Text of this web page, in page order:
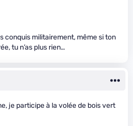
conquis militairement, même si ton
tu n’as plus rien…
je participe à la volée de bois vert